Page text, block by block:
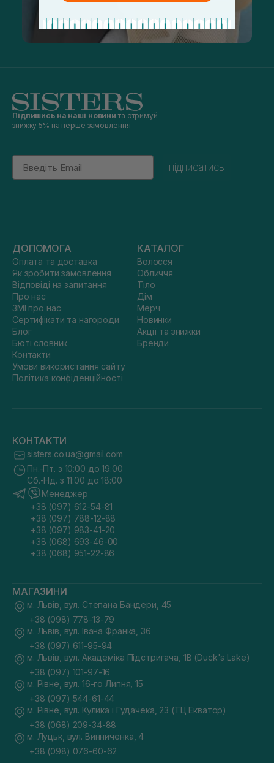
Підпишись на наші новини та отримуй
знижку 5% на перше замовлення
Email
підписатись
ДОПОМОГА
Оплата та доставка
Як зробити замовлення
Відповіді на запитання
Про нас
ЗМІ про нас
Сертифікати та нагороди
Блог
Бюті словник
Контакти
Умови використання сайту
Політика конфіденційності
КАТАЛОГ
Волосся
Обличчя
Тіло
Дім
Мерч
Новинки
Акції та знижки
Бренди
КОНТАКТИ
sisters.co.ua@gmail.com
Пн.-Пт. з 10:00 до 19:00
Сб.-Нд. з 11:00 до 18:00
Менеджер
+38 (097) 612-54-81
+38 (097) 788-12-88
+38 (097) 983-41-20
+38 (068) 693-46-00
+38 (068) 951-22-86
МАГАЗИНИ
м. Львів, вул. Степана Бандери, 45
+38 (098) 778-13-79
м. Львів, вул. Івана Франка, 36
+38 (097) 611-95-94
м. Львів, вул. Академіка Підстригача, 1В (Duck's Lake)
+38 (097) 101-97-16
м. Рівне, вул. 16-го Липня, 15
+38 (097) 544-61-44
м. Рівне, вул. Кулика і Гудачека, 23 (ТЦ Екватор)
+38 (068) 209-34-88
м. Луцьк, вул. Винниченка, 4
+38 (098) 076-60-62